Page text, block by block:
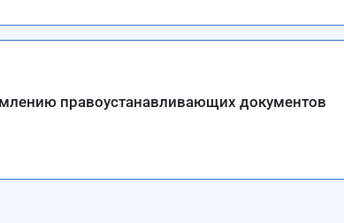
правоустанавливающих документов